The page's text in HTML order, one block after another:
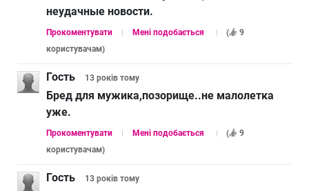
неудачные новости.
Прокоментувати Мені подобається (
9
користувачам)
Гость 13 років тому
Бред для мужика,позорище..не малолетка
уже.
Прокоментувати Мені подобається (
9
користувачам)
Гость 13 років тому